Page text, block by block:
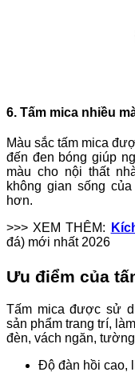
6. Tấm mica nhiều
Màu sắc tấm mica
đến đen bóng giúp
màu cho nội thất
không gian sống
hơn.
>>> XEM THÊM:
đá) mới nhất 2026
Ưu điểm của
Tấm mica được sử
sản phẩm trang trí,
đèn, vách ngăn,
Độ đàn hồi cao,